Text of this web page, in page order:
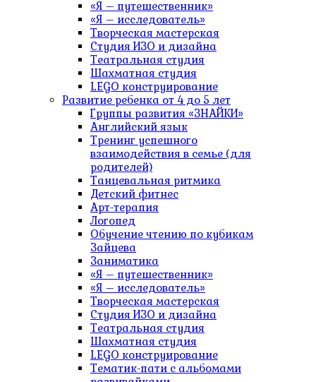
«Я – путешественник»
«Я – исследователь»
Творческая мастерская
Студия ИЗО и дизайна
Театральная студия
Шахматная студия
LEGO конструирование
Развитие ребенка от 4 до 5 лет
Группы развития «ЗНАЙКИ»
Английский язык
Тренинг успешного
взаимодействия в семье (для
родителей)
Танцевальная ритмика
Детский фитнес
Арт-терапия
Логопед
Обучение чтению по кубикам
Зайцева
Заниматика
«Я – путешественник»
«Я – исследователь»
Творческая мастерская
Студия ИЗО и дизайна
Театральная студия
Шахматная студия
LEGO конструирование
Тематик-пати с альбомами